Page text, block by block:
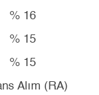
% 16
% 15
% 15
Alım (RA)